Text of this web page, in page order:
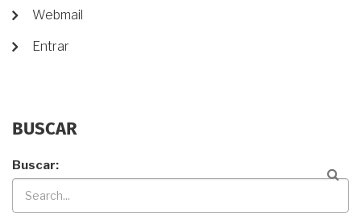
Webmail
Entrar
BUSCAR
Buscar